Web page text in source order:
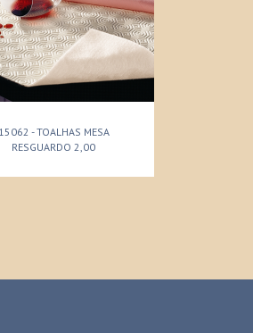
15062 - TOALHAS MESA
RESGUARDO 2,00